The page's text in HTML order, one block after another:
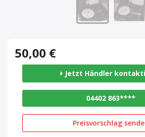
50,00 €
Jetzt Händler
04402 863****
Preisvorschlag